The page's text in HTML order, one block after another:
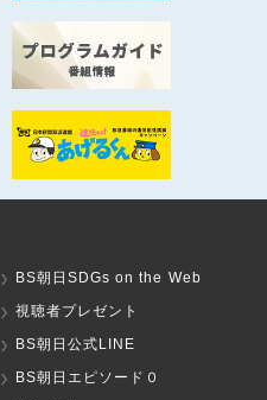
BS朝日SDGs on the Web
視聴者プレゼント
BS朝日公式LINE
BS朝日エピソード０